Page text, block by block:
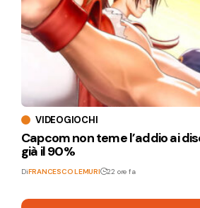
VIDEOGIOCHI
Capcom non teme l’addio ai
già il 90%
DiFRANCESCO LEMURI 22 ore fa